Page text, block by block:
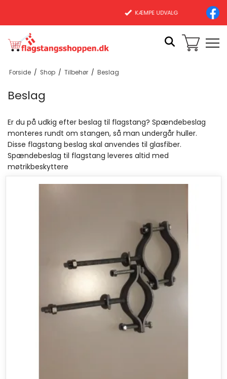
KÆMPE UDVALG
Forside / Shop / Tilbehør / Beslag
Beslag
Er du på udkig efter beslag til flagstang? Spændebeslag
monteres rundt om stangen, så man undergår huller.
Disse flagstang beslag skal anvendes til glasfiber.
Spændebeslag til flagstang leveres altid med
møtrikbeskyttere